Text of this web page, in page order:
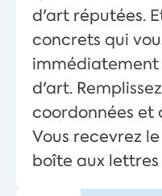
d'art réputées.
concrets qui
d'art.
coordonnées et
Vous recevrez
boîte aux